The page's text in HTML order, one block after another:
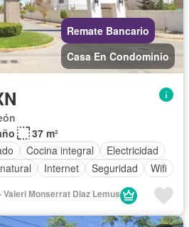
Remate Bancario
Casa En Condominio
37 m²
Cocina integral
Electricidad
Internet Seguridad
Wifi
Valeri Monserrat Diaz Lemus